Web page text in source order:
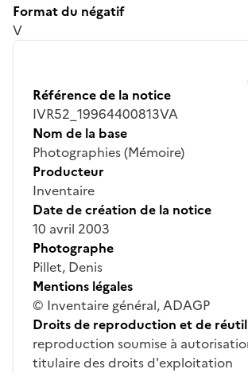
Format du négatif
V
Référence de la notice
IVR52_19964400813VA
Nom de la base
Photographies (Mémoire)
Producteur
Inventaire
Date de création de la notice
10 avril 2003
Photographe
Pillet, Denis
Mentions légales
© Inventaire général, ADAGP
Droits de reproduction et de
reproduction soumise à
titulaire des droits d'exploitation